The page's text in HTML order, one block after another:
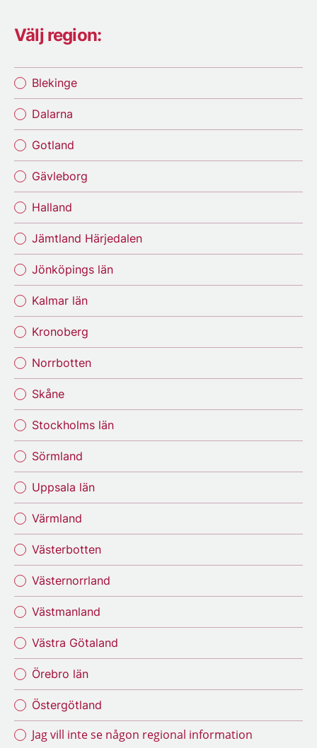
Välj region:
Blekinge
Dalarna
Gotland
Gävleborg
Halland
Jämtland Härjedalen
Jönköpings län
Kalmar län
Kronoberg
Norrbotten
Skåne
Stockholms län
Sörmland
Uppsala län
Värmland
Västerbotten
Västernorrland
Västmanland
Västra Götaland
Örebro län
Östergötland
Jag vill inte se någon regional information